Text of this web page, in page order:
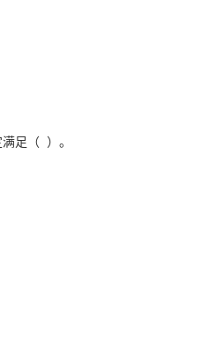
足（ ）。